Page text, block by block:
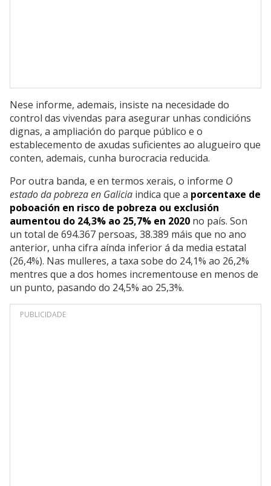
Nese informe, ademais, insiste na necesidade do
control das vivendas para asegurar unhas condicións
dignas, a ampliación do parque público e o
establecemento de axudas suficientes ao alugueiro que
conten, ademais, cunha burocracia reducida.
Por outra banda, e en termos xerais, o informe O
estado da pobreza en Galicia indica que a porcentaxe de
poboación en risco de pobreza ou exclusión
aumentou do 24,3% ao 25,7% en 2020 no país. Son
un total de 694.367 persoas, 38.389 máis que no ano
anterior, unha cifra aínda inferior á da media estatal
(26,4%). Nas mulleres, a taxa sobe do 24,1% ao 26,2%
mentres que a dos homes incrementouse en menos de
un punto, pasando do 24,5% ao 25,3%.
PUBLICIDADE